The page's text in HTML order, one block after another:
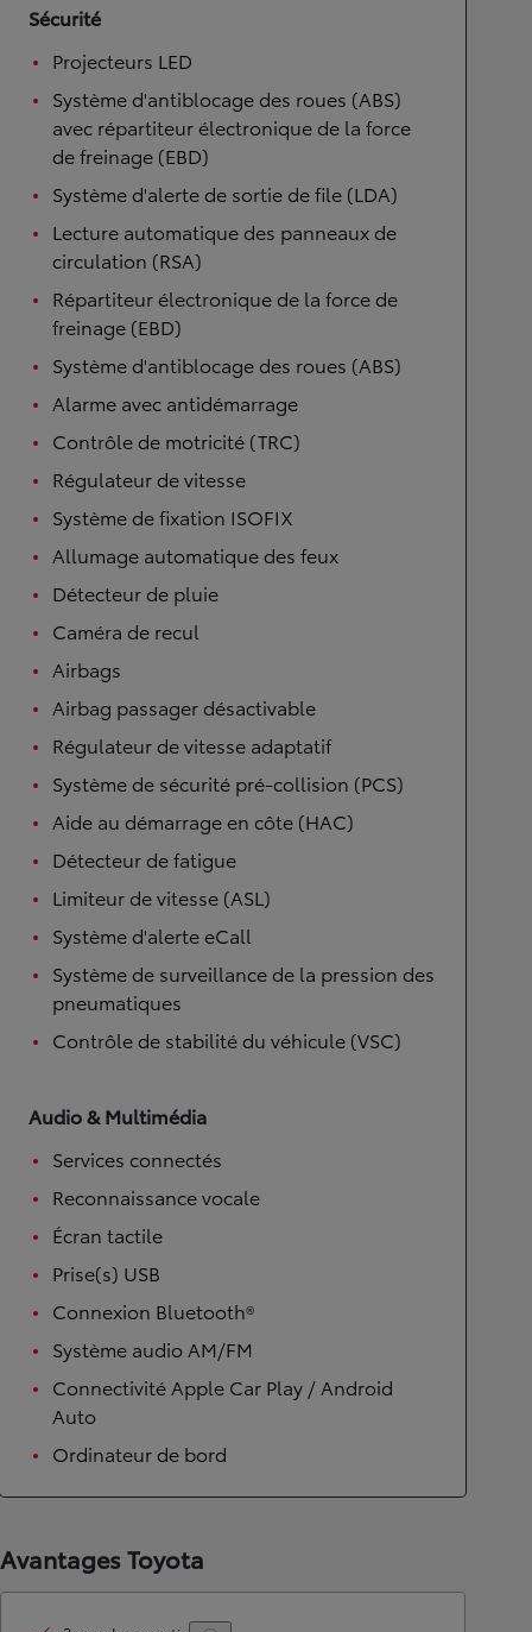
Sécurité
Projecteurs LED
Système d'antiblocage des roues (ABS)
avec répartiteur électronique de la force
de freinage (EBD)
Système d'alerte de sortie de file (LDA)
Lecture automatique des panneaux de
circulation (RSA)
Répartiteur électronique de la force de
freinage (EBD)
Système d'antiblocage des roues (ABS)
Alarme avec antidémarrage
Contrôle de motricité (TRC)
Régulateur de vitesse
Système de fixation ISOFIX
Allumage automatique des feux
Détecteur de pluie
Caméra de recul
Airbags
Airbag passager désactivable
Régulateur de vitesse adaptatif
Système de sécurité pré-collision (PCS)
Aide au démarrage en côte (HAC)
Détecteur de fatigue
Limiteur de vitesse (ASL)
Système d'alerte eCall
Système de surveillance de la pression des
pneumatiques
Contrôle de stabilité du véhicule (VSC)
Audio & Multimédia
Services connectés
Reconnaissance vocale
Écran tactile
Prise(s) USB
Connexion Bluetooth®
Système audio AM/FM
Connectivité Apple Car Play / Android
Auto
Ordinateur de bord
Avantages Toyota